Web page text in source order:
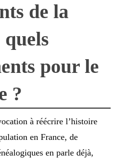
de la
pour le
?
à réécrire l’histoire
en France, de
en parle déjà,